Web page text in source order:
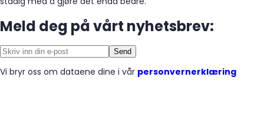
Meld deg på vårt nyhetsbrev:
Send
Vi bryr oss om dataene dine i vår personvernerklæring